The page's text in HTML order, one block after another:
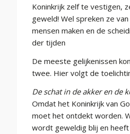
Koninkrijk zelf te vestigen,
geweld! Wel spreken ze
mensen maken en de
der tijden
De meeste gelijkenissen
twee. Hier volgt de
De schat in de akker en de
Omdat het Koninkrijk van
moet het ontdekt worden.
wordt geweldig blij en